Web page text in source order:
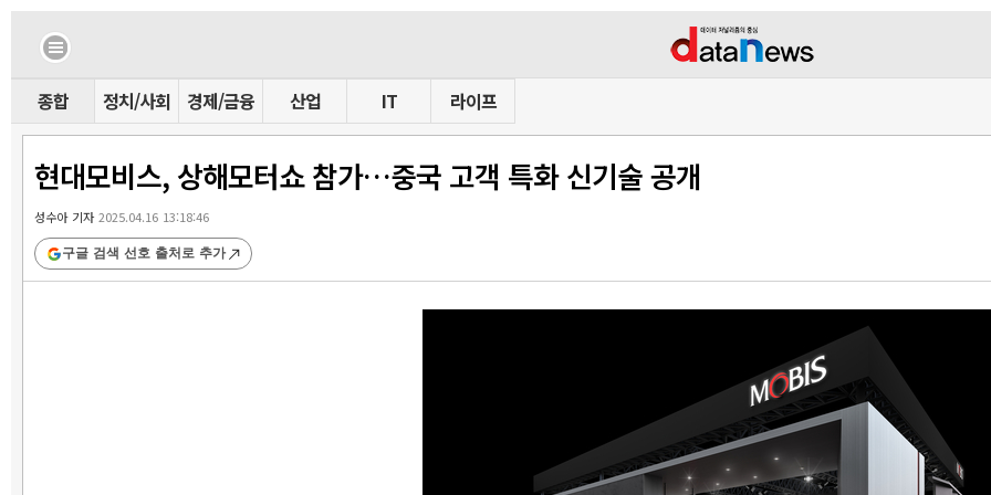
종합 정치/사회 경제/금융 산업 IT 라이프
현대모비스, 상해모터쇼 참가…중국 고객 특화 신기술 공개
성수아 기자2025.04.16 13:18:46
구글 검색 선호 출처로 추가